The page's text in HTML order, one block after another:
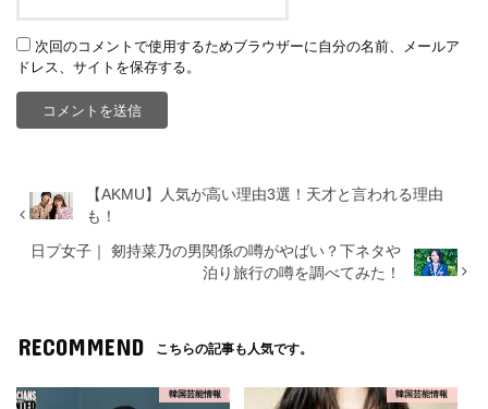
次回のコメントで使用するためブラウザーに自分の名前、メールア
ドレス、サイトを保存する。
【AKMU】人気が高い理由3選！天才と言われる理由
も！
日プ女子｜ 剱持菜乃の男関係の噂がやばい？下ネタや
泊り旅行の噂を調べてみた！
RECOMMEND こちらの記事も人気です。
韓国芸能情報 韓国芸能情報